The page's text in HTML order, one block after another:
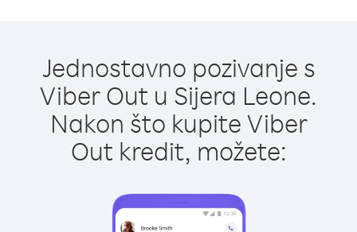
Jednostavno pozivanje s
Viber Out u Sijera Leone.
Nakon što kupite Viber
Out kredit, možete: